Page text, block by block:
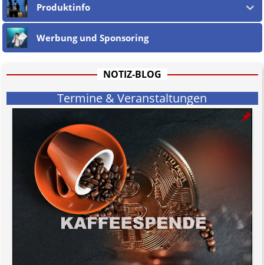
Produktinfo
Werbung und Sponsoring
NOTIZ-BLOG
Termine & Veranstaltungen